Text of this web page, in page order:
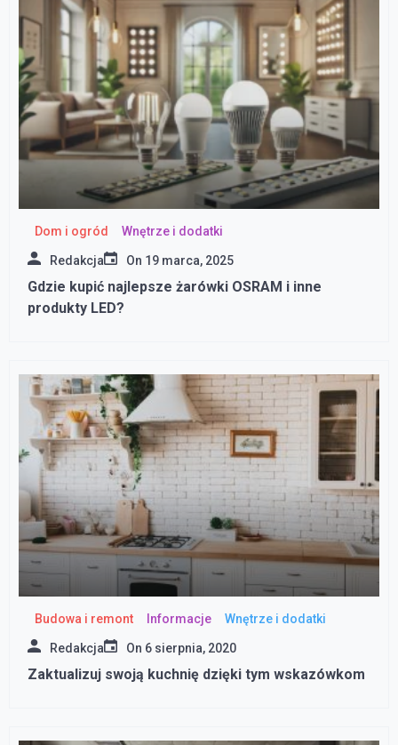
Dom i ogród Wnętrze i dodatki
Redakcja On 19 marca, 2025
Gdzie kupić najlepsze żarówki OSRAM i inne
produkty LED?
Budowa i remont Informacje Wnętrze i dodatki
Redakcja On 6 sierpnia, 2020
Zaktualizuj swoją kuchnię dzięki tym wskazówkom